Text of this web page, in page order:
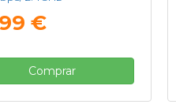
€
Comprar